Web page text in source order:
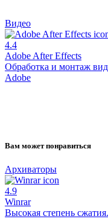
Видео
4.4
Adobe After Effects
Обработка и монтаж
Adobe
Вам может понравиться
Архиваторы
4.9
Winrar
Высокая степень